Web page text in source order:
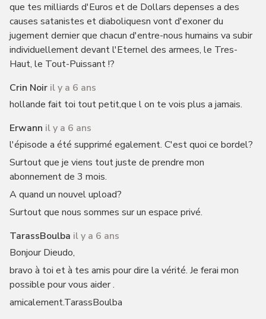
que tes milliards d'Euros et de Dollars depenses a des
causes satanistes et diaboliquesn vont d'exoner du
jugement dernier que chacun d'entre-nous humains va subir
individuellement devant l'Eternel des armees, le Tres-
Haut, le Tout-Puissant !?
Crin Noir il y a 6 ans
hollande fait toi tout petit,que l on te vois plus a jamais.
Erwann il y a 6 ans
l'épisode a été supprimé egalement. C'est quoi ce bordel?
Surtout que je viens tout juste de prendre mon
abonnement de 3 mois.
A quand un nouvel upload?
Surtout que nous sommes sur un espace privé.
TarassBoulba il y a 6 ans
Bonjour Dieudo,
bravo à toi et à tes amis pour dire la vérité. Je ferai mon
possible pour vous aider .
amicalement.TarassBoulba